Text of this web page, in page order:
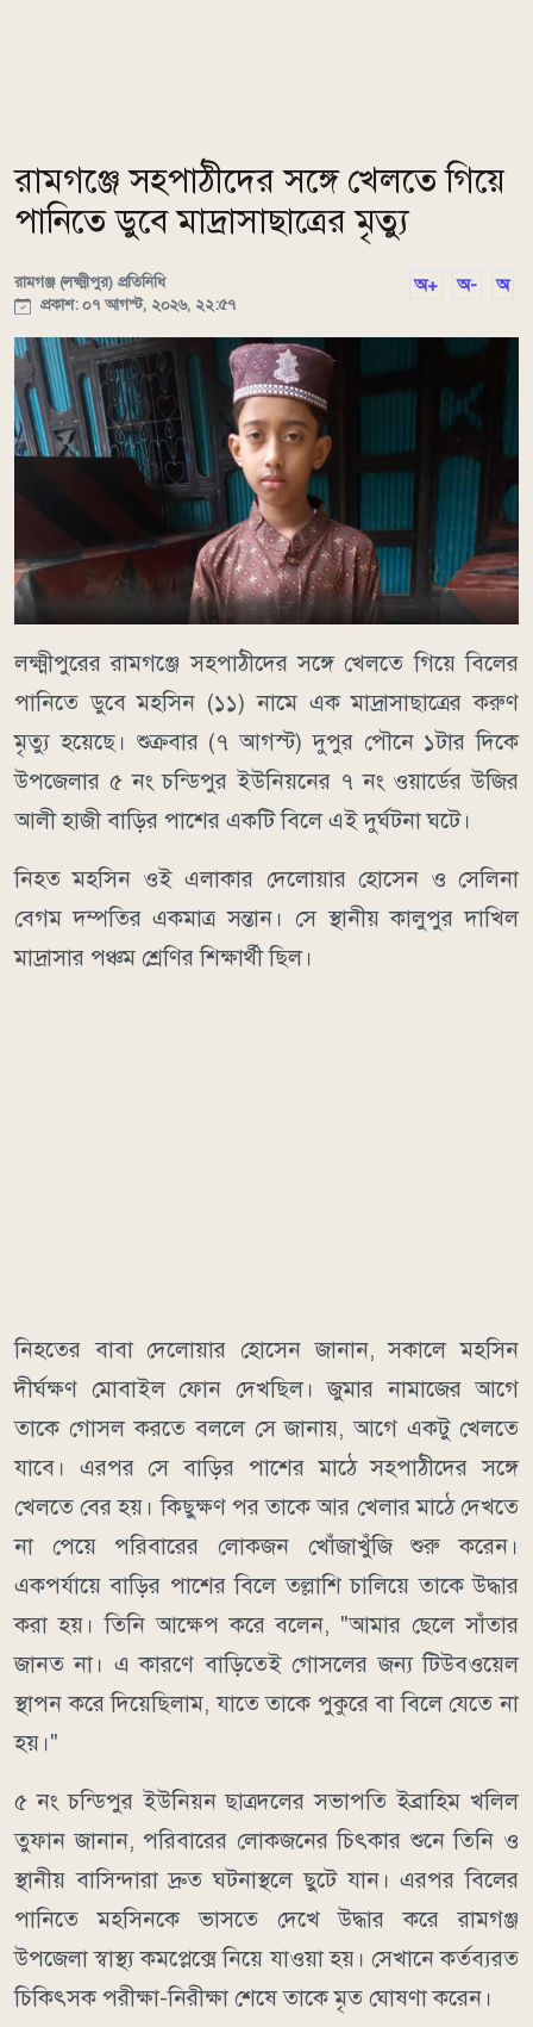
রামগঞ্জে সহপাঠীদের সঙ্গে খেলতে গিয়ে
পানিতে ডুবে মাদ্রাসাছাত্রের মৃত্যু
রামগঞ্জ (লক্ষ্মীপুর) প্রতিনিধি
প্রকাশ: ০৭ আগস্ট, ২০২৬, ২২:৫৭
অ+ অ- অ
লক্ষ্মীপুরের রামগঞ্জে সহপাঠীদের সঙ্গে খেলতে গিয়ে বিলের
পানিতে ডুবে মহসিন (১১) নামে এক মাদ্রাসাছাত্রের করুণ
মৃত্যু হয়েছে। শুক্রবার (৭ আগস্ট) দুপুর পৌনে ১টার দিকে
উপজেলার ৫ নং চন্ডিপুর ইউনিয়নের ৭ নং ওয়ার্ডের উজির
আলী হাজী বাড়ির পাশের একটি বিলে এই দুর্ঘটনা ঘটে।
নিহত মহসিন ওই এলাকার দেলোয়ার হোসেন ও সেলিনা
বেগম দম্পতির একমাত্র সন্তান। সে স্থানীয় কালুপুর দাখিল
মাদ্রাসার পঞ্চম শ্রেণির শিক্ষার্থী ছিল।
নিহতের বাবা দেলোয়ার হোসেন জানান, সকালে মহসিন
দীর্ঘক্ষণ মোবাইল ফোন দেখছিল। জুমার নামাজের আগে
তাকে গোসল করতে বললে সে জানায়, আগে একটু খেলতে
যাবে। এরপর সে বাড়ির পাশের মাঠে সহপাঠীদের সঙ্গে
খেলতে বের হয়। কিছুক্ষণ পর তাকে আর খেলার মাঠে দেখতে
না পেয়ে পরিবারের লোকজন খোঁজাখুঁজি শুরু করেন।
একপর্যায়ে বাড়ির পাশের বিলে তল্লাশি চালিয়ে তাকে উদ্ধার
করা হয়। তিনি আক্ষেপ করে বলেন, "আমার ছেলে সাঁতার
জানত না। এ কারণে বাড়িতেই গোসলের জন্য টিউবওয়েল
স্থাপন করে দিয়েছিলাম, যাতে তাকে পুকুরে বা বিলে যেতে না
হয়।"
৫ নং চন্ডিপুর ইউনিয়ন ছাত্রদলের সভাপতি ইব্রাহিম খলিল
তুফান জানান, পরিবারের লোকজনের চিৎকার শুনে তিনি ও
স্থানীয় বাসিন্দারা দ্রুত ঘটনাস্থলে ছুটে যান। এরপর বিলের
পানিতে মহসিনকে ভাসতে দেখে উদ্ধার করে রামগঞ্জ
উপজেলা স্বাস্থ্য কমপ্লেক্সে নিয়ে যাওয়া হয়। সেখানে কর্তব্যরত
চিকিৎসক পরীক্ষা-নিরীক্ষা শেষে তাকে মৃত ঘোষণা করেন।